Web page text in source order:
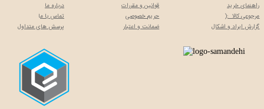
راهنمای خرید
مرجوعی کالا :(
گزارش ایراد و اشکال
قوانین و مقررات
حریم خصوصی
ضمانت و اعتبار
درباره ما
تماس با ما
پرسش های متداول